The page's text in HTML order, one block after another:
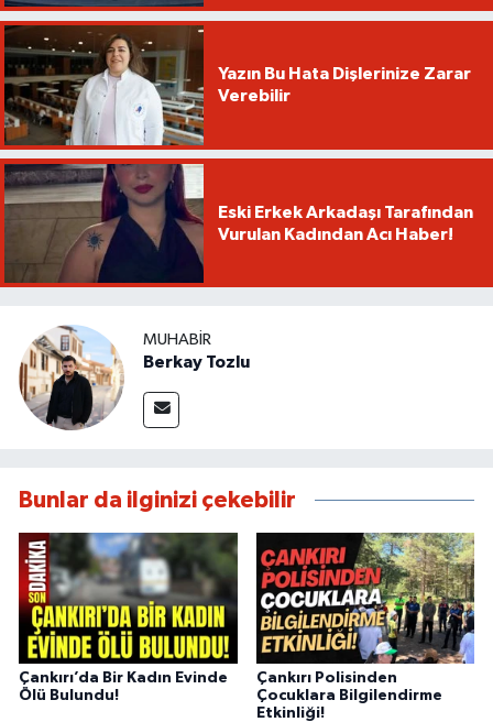
Yazın Bu Hata Dişlerinize Zarar
Verebilir
Eski Erkek Arkadaşı Tarafından
Vurulan Kadından Acı Haber!
MUHABIR
Berkay Tozlu
Bunlar da ilginizi çekebilir
Çankırı’da Bir Kadın Evinde
Ölü Bulundu!
Çankırı Polisinden
Çocuklara Bilgilendirme
Etkinliği!